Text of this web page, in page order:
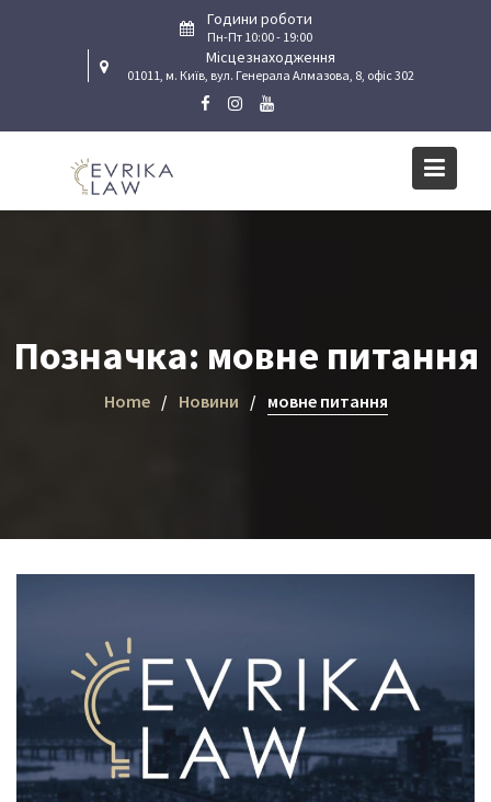
Години роботи
Пн-Пт 10:00 - 19:00
Місцезнаходження
01011, м. Київ, вул. Генерала Алмазова, 8, офіс 302
Позначка: мовне питання
Home Новини мовне питання